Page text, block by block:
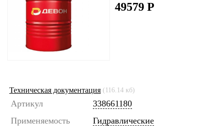
49579 Р
Техническая документация (116.14 кб)
Артикул
338661180
Применяемость
Гидравлические